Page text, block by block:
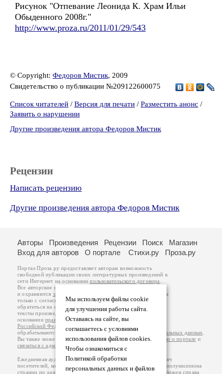
Рисунок "Отпевание Леонида К. Храм Ильи
Обыденного 2008г."
http://www.proza.ru/2011/01/29/543
© Copyright: Федоров Мистик, 2009
Свидетельство о публикации №209122600075
Список читателей / Версия для печати / Разместить анонс /
Заявить о нарушении
Другие произведения автора Федоров Мистик
Рецензии
Написать рецензию
Другие произведения автора Федоров Мистик
Мы используем файлы cookie
для улучшения работы сайта.
Оставаясь на сайте, вы
соглашаетесь с условиями
использования файлов cookies.
Чтобы ознакомиться с
Политикой обработки
персональных данных и файлов
Авторы Произведения Рецензии Поиск
Магазин
Вход для авторов
О портале Стихи.ру Проза.ру
Портал Проза.ру предоставляет авторам возможность
свободной публикации своих литературных произведений в
сети Интернет на основаниипользовательского договора
Все авторские права на произведения принадлежат авторам
и охраняются законом
. Перепечатка произведений возможна
только с согласия его автора, к которому вы можете
обратиться на его авторской странице. Ответственность за
тексты произведений авторы несут самостоятельно на
основанииправил публикацииизаконодательства
Российской Федерации
обрабатываются на основанииПолитики обработки персональных данных
Вы также можете посмотреть более подробнуюинформацию о портале и
связаться с администрацией
Ежедневная аудитория портала Проза.ру – порядка 100 тысяч
посетителей, которые в общей сумме просматривают более полумиллиона
страниц по данным счетчика посещаемости, который расположен справа